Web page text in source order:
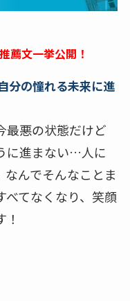
薦文一挙公開！
分の憧れる未来に進
最悪の状態だけど
に進まない…人に
んでそんなことま
てなくなり、笑顔